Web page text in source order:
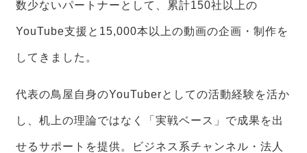
数少ないパートナーとして、累計150社以上の
YouTube支援と15,000本以上の動画の企画・制作を
してきました。
代表の鳥屋自身のYouTuberとしての活動経験を活か
し、机上の理論ではなく「実戦ベース」で成果を出
せるサポートを提供。ビジネス系チャンネル・法人